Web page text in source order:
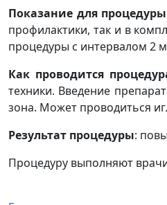
Показание для процедуры
профилактики, так и в
процедуры с интервалом 2
Как проводится
техники. Введение
зона. Может проводиться
Результат процедуры:
Процедуру выполняют